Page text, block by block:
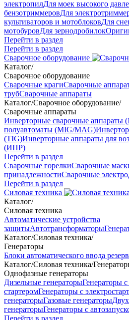
электропилДля моек высокого
бензотриммеровДля
культиваторов и мотоблоковДля
мотобуровДля зернодробилок
Перейти в раздел
Перейти в раздел
Сварочное оборудование
Каталог/
Сварочное оборудование
Сварочные крагиСварочные
трубСварочные аппараты
Каталог/Сварочное оборудование/
Сварочные аппараты
Инверторные сварочные
полуавтоматы (MIG/MAG)
(TIG)Инверторные аппараты для
(ИПР)
Перейти в раздел
Сварочные горелкиСварочные
принадлежностиСварочные
Перейти в раздел
Силовая техника
Каталог/
Силовая техника
Автоматические устройства
защитыАвтотрансформаторы
Каталог/Силовая техника/
Генераторы
Блоки автоматического ввода
Каталог/Силовая техника/
Однофазные генераторы
Дизельные генераторыГенераторы
стартеромГенераторы с
генераторыГазовые генераторы
генераторыГенераторы с
Перейти в раздел